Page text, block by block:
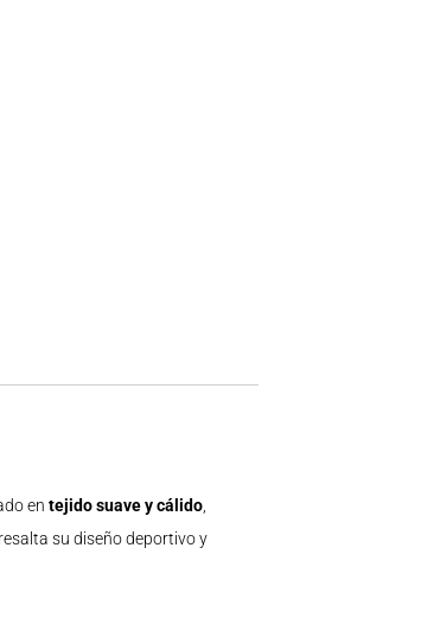
en tejido suave y cálido
resalta su diseño deportivo y